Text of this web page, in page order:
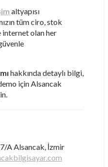
altyapısı
tüm ciro, stok
internet olan her
hakkında detaylı bilgi,
için Alsancak
A Alsancak, İzmir